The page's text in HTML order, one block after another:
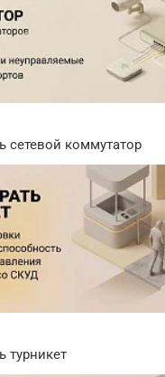
сетевой коммутатор
турникет